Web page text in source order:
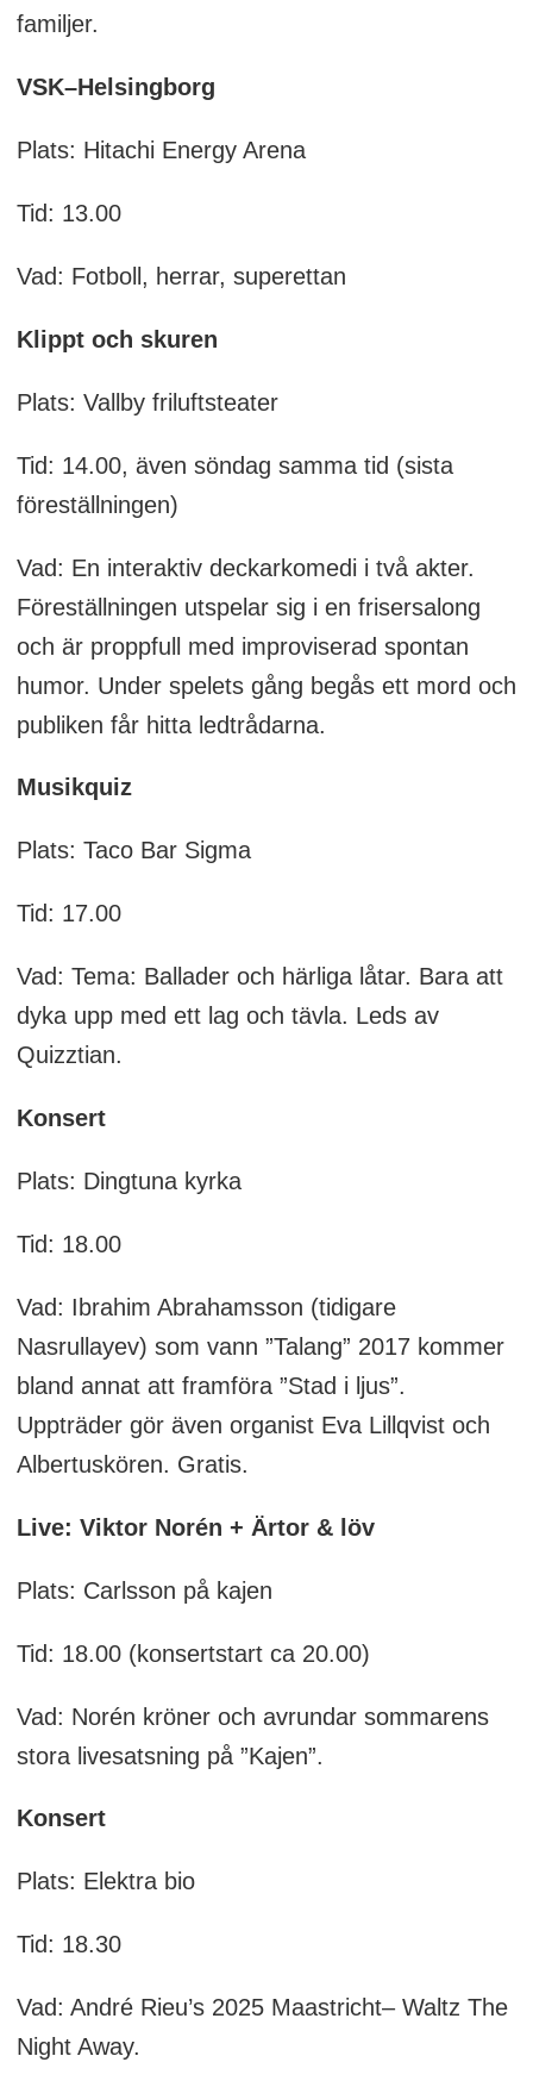
familjer.
VSK–Helsingborg
Plats: Hitachi Energy Arena
Tid: 13.00
Vad: Fotboll, herrar, superettan
Klippt och skuren
Plats: Vallby friluftsteater
Tid: 14.00, även söndag samma tid (sista
föreställningen)
Vad: En interaktiv deckarkomedi i två akter.
Föreställningen utspelar sig i en frisersalong
och är proppfull med improviserad spontan
humor. Under spelets gång begås ett mord och
publiken får hitta ledtrådarna.
Musikquiz
Plats: Taco Bar Sigma
Tid: 17.00
Vad: Tema: Ballader och härliga låtar. Bara att
dyka upp med ett lag och tävla. Leds av
Quizztian.
Konsert
Plats: Dingtuna kyrka
Tid: 18.00
Vad: Ibrahim Abrahamsson (tidigare
Nasrullayev) som vann ”Talang” 2017 kommer
bland annat att framföra ”Stad i ljus”.
Uppträder gör även organist Eva Lillqvist och
Albertuskören. Gratis.
Live: Viktor Norén + Ärtor & löv
Plats: Carlsson på kajen
Tid: 18.00 (konsertstart ca 20.00)
Vad: Norén kröner och avrundar sommarens
stora livesatsning på ”Kajen”.
Konsert
Plats: Elektra bio
Tid: 18.30
Vad: André Rieu’s 2025 Maastricht– Waltz The
Night Away.